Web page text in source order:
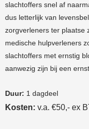
slachtoffers snel af
dus letterlijk van
zorgverleners ter plaatse
medische hulpverleners
slachtoffers met ernstig
aanwezig zijn bij een
Duur: 1 dagdeel
Kosten: v.a. €50,- ex